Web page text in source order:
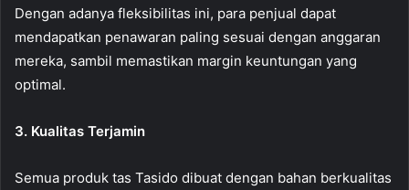
Dengan adanya fleksibilitas ini, para penjual dapat
mendapatkan penawaran paling sesuai dengan anggaran
mereka, sambil memastikan margin keuntungan yang
optimal.
3. Kualitas Terjamin
Semua produk tas Tasido dibuat dengan bahan berkualitas